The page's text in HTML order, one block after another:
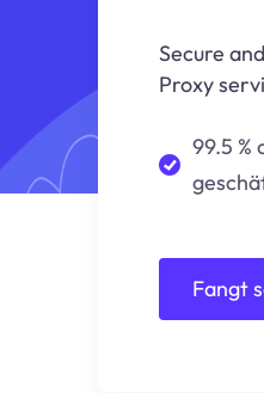
Secure
Proxy
99.5 %
Fangt